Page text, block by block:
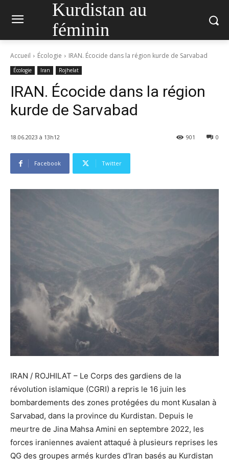
Kurdistan au
féminin
Accueil Écologie IRAN. Écocide dans la région kurde de Sarvabad
Écologie Iran Rojhelat
IRAN. Écocide dans la région
kurde de Sarvabad
18.06.2023 à 13h12 0
901
Facebook Twitter
IRAN / ROJHILAT – Le Corps des gardiens de la
révolution islamique (CGRI) a repris le 16 juin les
bombardements des zones protégées du mont Kusalan à
Sarvabad, dans la province du Kurdistan. Depuis le
meurtre de Jina Mahsa Amini en septembre 2022, les
forces iraniennes avaient attaqué à plusieurs reprises les
QG des groupes armés kurdes d’Iran basés au Kurdistan